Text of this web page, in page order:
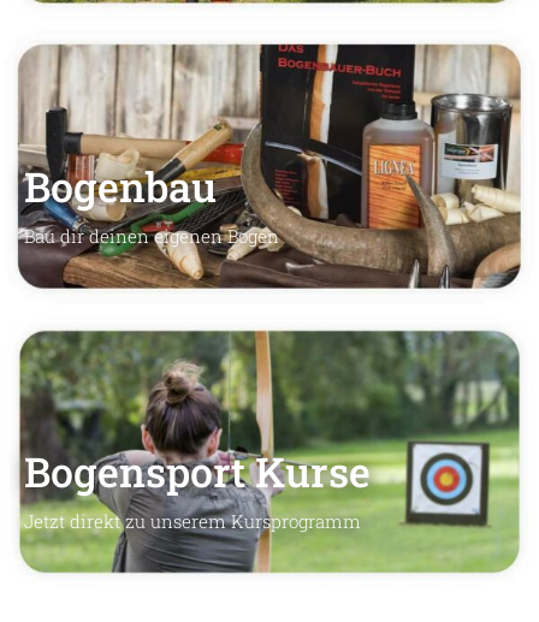
Bogenbau
Bau dir deinen eigenen Bogen
Bogensport Kurse
Jetzt direkt zu unserem Kursprogramm